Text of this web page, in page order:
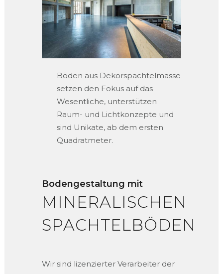
Böden aus Dekorspachtelmasse
setzen den Fokus auf das
Wesentliche, unterstützen
Raum- und Lichtkonzepte und
sind Unikate, ab dem ersten
Quadratmeter.
Bodengestaltung mit
MINERALISCHEN
SPACHTELBÖDEN
Wir sind lizenzierter Verarbeiter der